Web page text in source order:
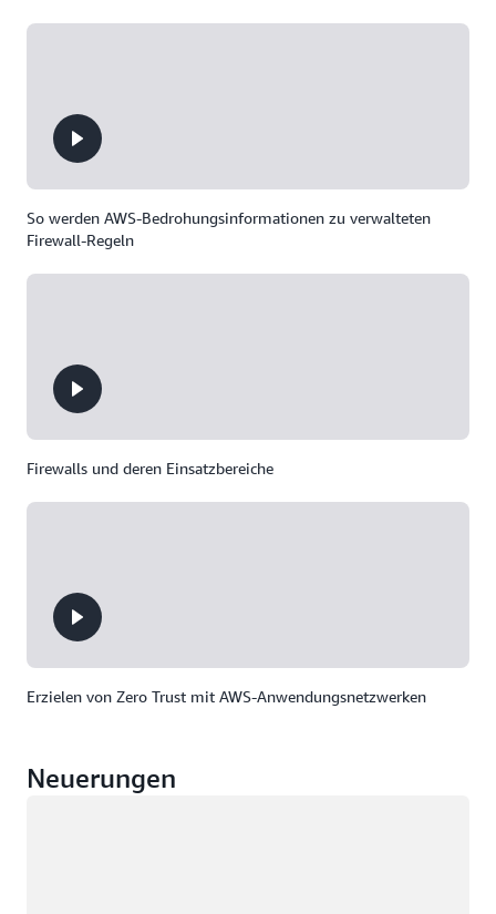
So werden AWS-Bedrohungsinformationen zu verwalteten
Firewall-Regeln
Firewalls und deren Einsatzbereiche
Erzielen von Zero Trust mit AWS-Anwendungsnetzwerken
Neuerungen